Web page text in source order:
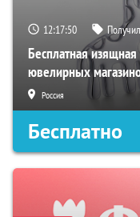
12:17:49
Бесплатная
ювелирных
Россия
Бесплатно